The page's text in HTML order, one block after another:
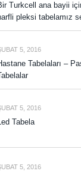
Turkcell ana bayii
pleksi tabelamız
5, 2016
Tabelaları –
5, 2016
Tabela
5, 2016